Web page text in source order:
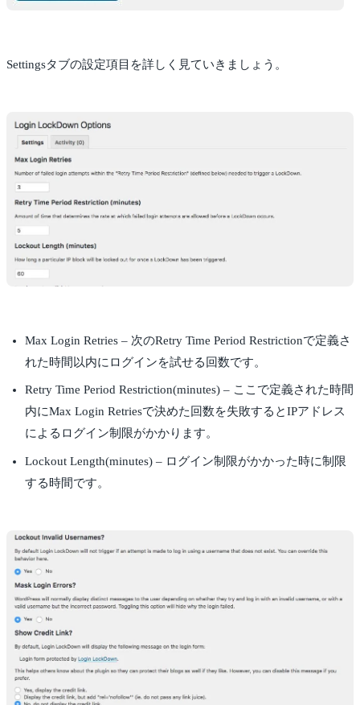
Settingsタブの設定項目を詳しく見ていきましょう。
Max Login Retries – 次のRetry Time Period Restrictionで定義さ
れた時間以内にログインを試せる回数です。
Retry Time Period Restriction(minutes) – ここで定義された時間
内にMax Login Retriesで決めた回数を失敗するとIPアドレス
によるログイン制限がかかります。
Lockout Length(minutes) – ログイン制限がかかった時に制限
する時間です。